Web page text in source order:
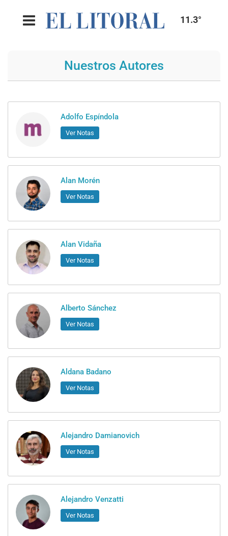
11.3°
Nuestros Autores
Adolfo Espíndola
Ver Notas
Alan Morén
Ver Notas
Alan Vidaña
Ver Notas
Alberto Sánchez
Ver Notas
Aldana Badano
Ver Notas
Alejandro Damianovich
Ver Notas
Alejandro Venzatti
Ver Notas